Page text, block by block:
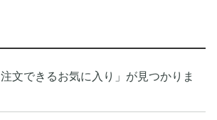
注文できるお気に入り」が見つかりま